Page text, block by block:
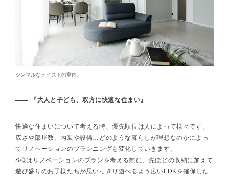
シンプルなテイストの室内。
『大人と子ども、双方に快適な住まい』
快適な住まいについて考える時、優先順位は人によって様々です。
広さや部屋数、内装や設備…どのような暮らしが理想なのかによっ
てリノベーションのプランニングも変化していきます。
S様はリノベーションのプランを考える際に、先ほどの収納に加えて
遊び盛りのお子様たちが思いっきり遊べるよう広いLDKを確保した